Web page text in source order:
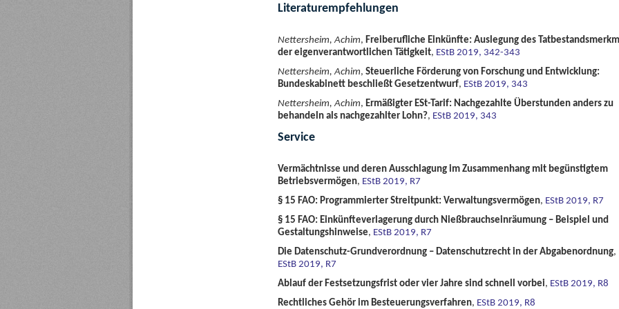
Literaturempfehlungen
Nettersheim, Achim, Freiberufliche Einkünfte: Auslegung des
der eigenverantwortlichen Tätigkeit, EStB 2019, 342-343
Nettersheim, Achim, Steuerliche Förderung von Forschung und Entwicklung:
Bundeskabinett beschließt Gesetzentwurf, EStB 2019, 343
Nettersheim, Achim, Ermäßigter ESt-Tarif: Nachgezahlte Überstunden anders zu
behandeln als nachgezahlter Lohn?, EStB 2019, 343
Service
Vermächtnisse und deren Ausschlagung im Zusammenhang mit begünstigtem
Betriebsvermögen, EStB 2019, R7
§ 15 FAO: Programmierter Streitpunkt: Verwaltungsvermögen, EStB 2019, R7
§ 15 FAO: Einkünfteverlagerung durch Nießbrauchseinräumung – Beispiel und
Gestaltungshinweise, EStB 2019, R7
Die Datenschutz-Grundverordnung – Datenschutzrecht in der Abgabenordnung,
EStB 2019, R7
Ablauf der Festsetzungsfrist oder vier Jahre sind schnell vorbei, EStB 2019, R8
Rechtliches Gehör im Besteuerungsverfahren, EStB 2019, R8